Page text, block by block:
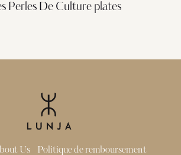
Perles De Culture plates
Us Politique de remboursement